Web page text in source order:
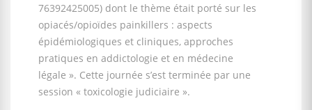
76392425005) dont le thème était porté sur les
opiacés/opioïdes painkillers : aspects
épidémiologiques et cliniques, approches
pratiques en addictologie et en médecine
légale ». Cette journée s’est terminée par une
session « toxicologie judiciaire ».